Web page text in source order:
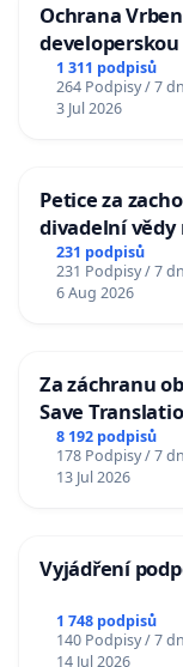
Ochrana
1 311 podpisů
264 Podpisy / 7
3 Jul 2026
Petice za
divadelní vědy
231 podpisů
231 Podpisy / 7
6 Aug 2026
Za záchranu
Save
Charles
8 192 podpisů
178 Podpisy / 7
13 Jul 2026
Vyjádření
1 748 podpisů
140 Podpisy / 7
14 Jul 2026